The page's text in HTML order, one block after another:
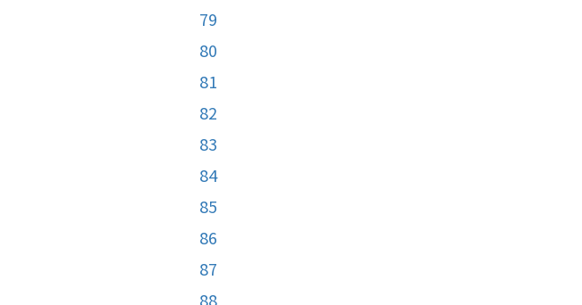
79
80
81
82
83
84
85
86
87
88